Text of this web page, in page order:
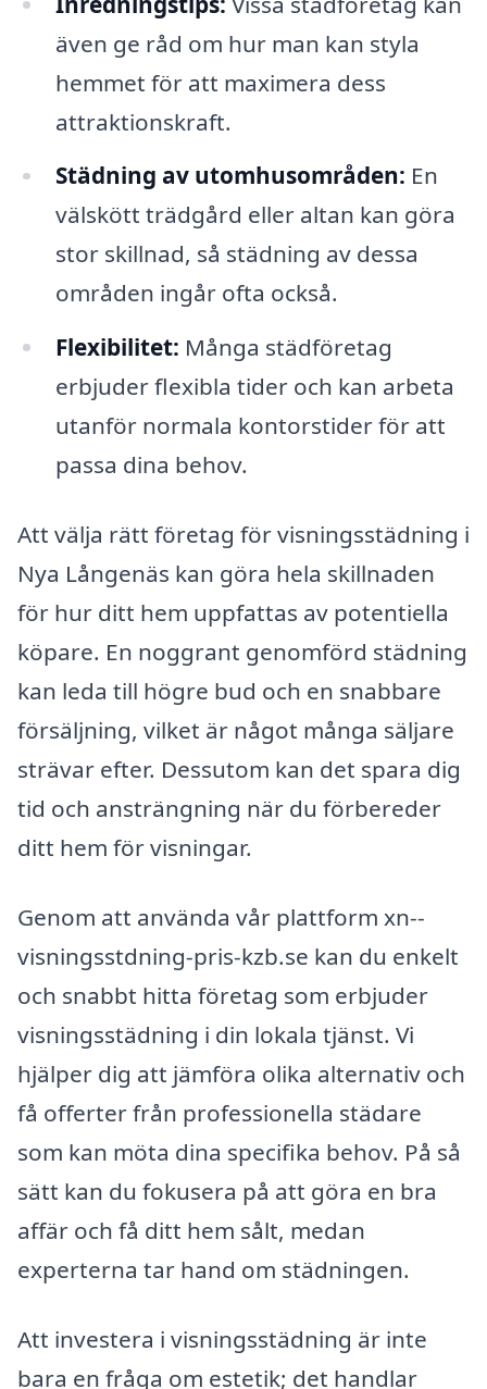
även ge råd om hur man kan styla
hemmet för att maximera dess
attraktionskraft.
Städning av utomhusområden: En
välskött trädgård eller altan kan göra
stor skillnad, så städning av dessa
områden ingår ofta också.
Flexibilitet: Många städföretag
erbjuder flexibla tider och kan arbeta
utanför normala kontorstider för att
passa dina behov.
Att välja rätt företag för visningsstädning i
Nya Långenäs kan göra hela skillnaden
för hur ditt hem uppfattas av potentiella
köpare. En noggrant genomförd städning
kan leda till högre bud och en snabbare
försäljning, vilket är något många säljare
strävar efter. Dessutom kan det spara dig
tid och ansträngning när du förbereder
ditt hem för visningar.
Genom att använda vår plattform xn--
visningsstdning-pris-kzb.se kan du enkelt
och snabbt hitta företag som erbjuder
visningsstädning i din lokala tjänst. Vi
hjälper dig att jämföra olika alternativ och
få offerter från professionella städare
som kan möta dina specifika behov. På så
sätt kan du fokusera på att göra en bra
affär och få ditt hem sålt, medan
experterna tar hand om städningen.
Att investera i visningsstädning är inte
bara en fråga om estetik; det handlar